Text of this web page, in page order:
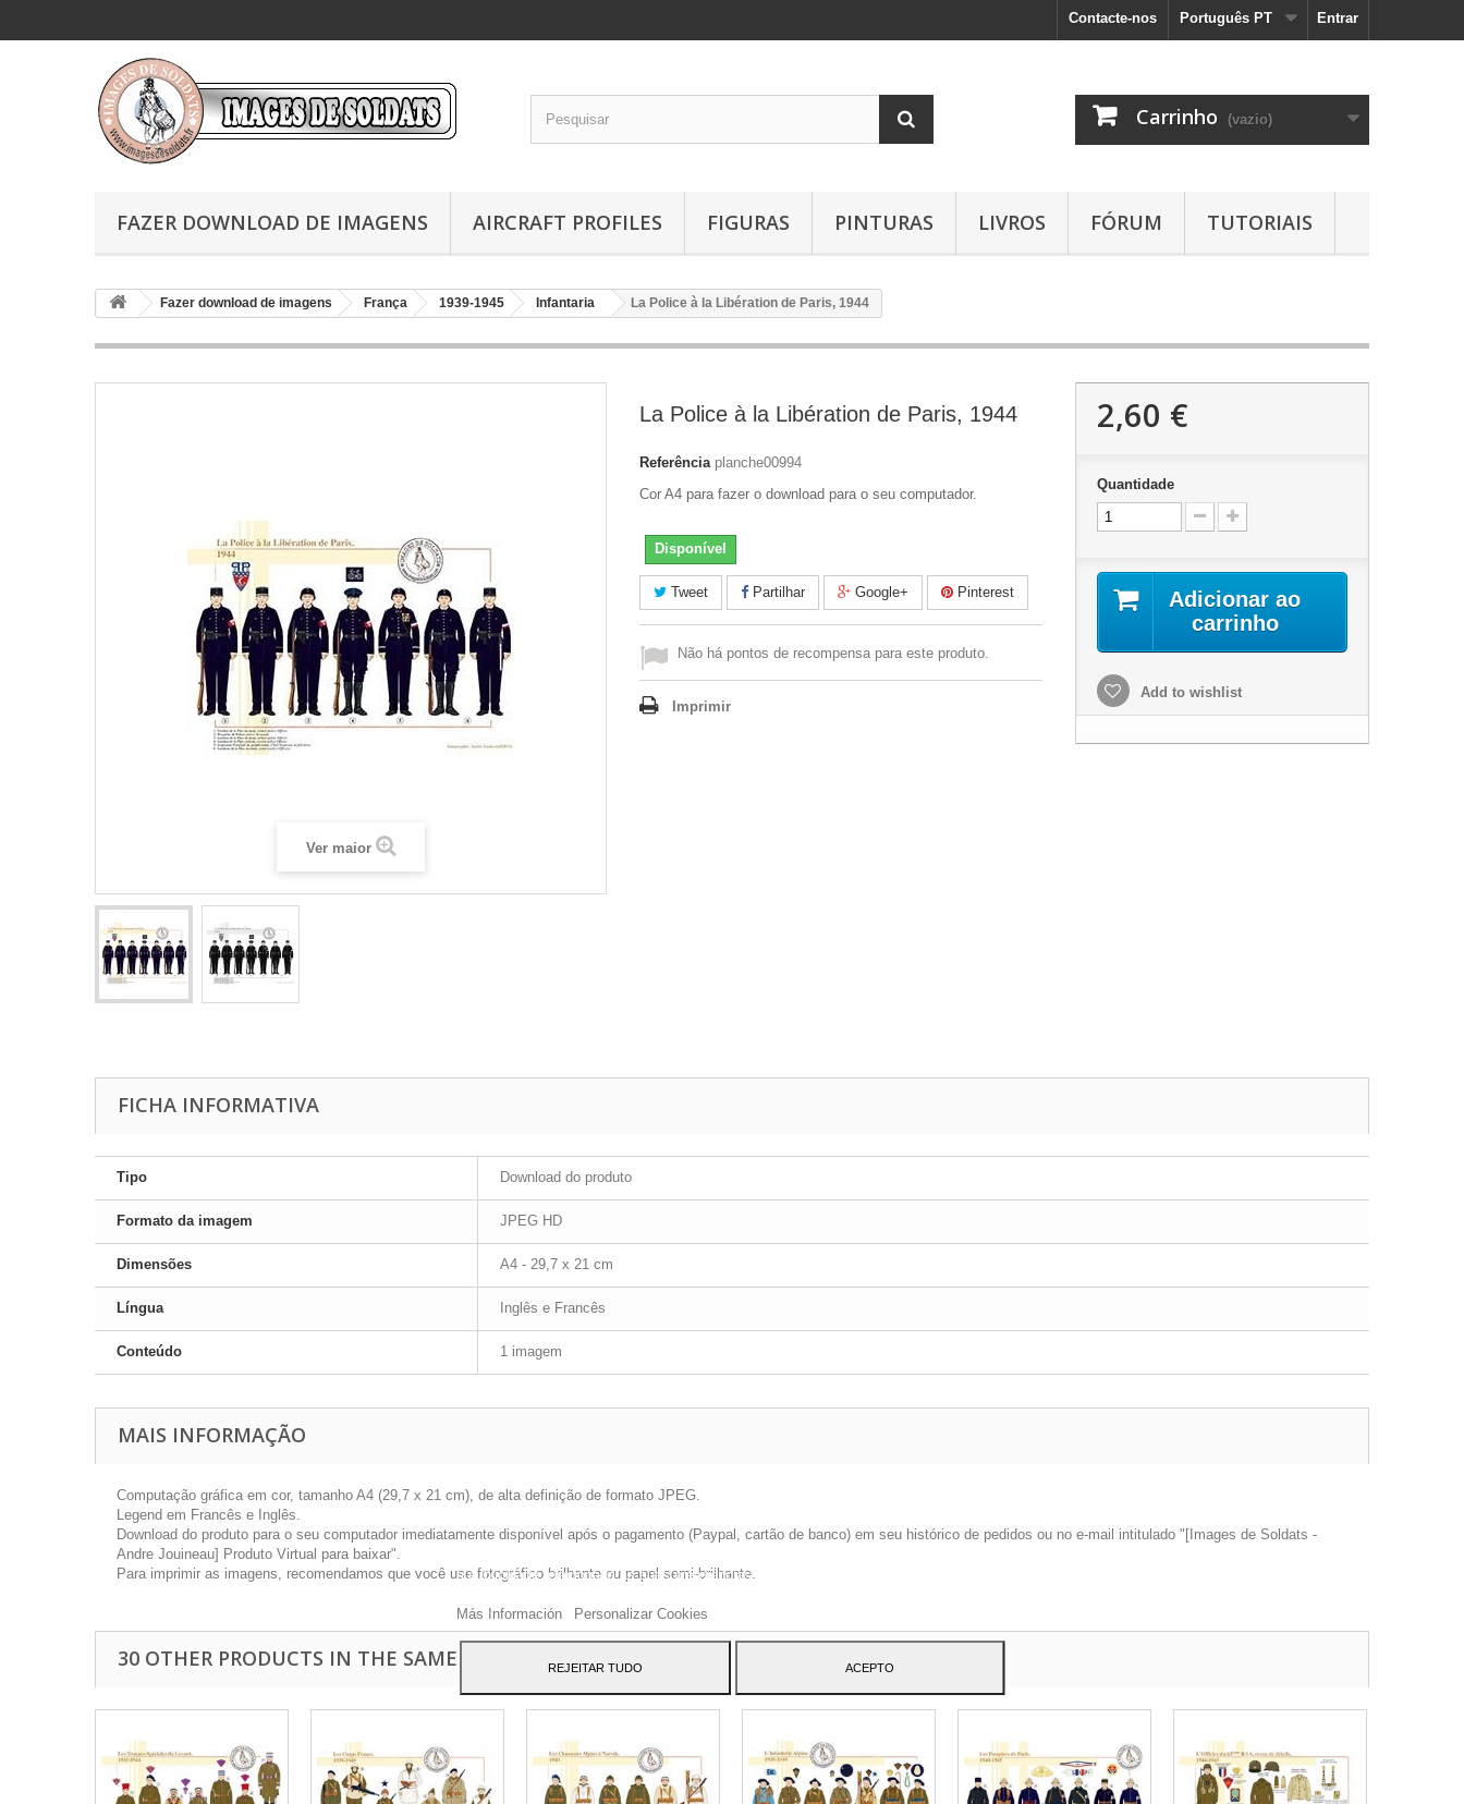
Entrar
Português PT
Contacte-nos
Carrinho (vazio)
FAZER DOWNLOAD DE IMAGENS AIRCRAFT PROFILES FIGURAS PINTURAS LIVROS FÓRUM TUTORIAIS
Fazer download de imagens França 1939-1945 Infantaria La Police à la Libération de Paris, 1944
Ver maior
La Police à la Libération de Paris, 1944
Referência planche00994
Cor A4 para fazer o download para o seu computador.
Disponível
Tweet Partilhar Google+ Pinterest
Não há pontos de recompensa para este produto.
Imprimir
2,60 €
Quantidade
Adicionar ao
carrinho
Add to wishlist
FICHA INFORMATIVA
Tipo Download do produto
Formato da imagem JPEG HD
Dimensões A4 - 29,7 x 21 cm
Língua Inglês e Francês
Conteúdo 1 imagem
MAIS INFORMAÇÃO
Computação gráfica em cor, tamanho A4 (29,7 x 21 cm), de alta definição de formato JPEG.
Legend em Francês e Inglês.
Download do produto para o seu computador imediatamente disponível após o pagamento (Paypal, cartão de banco) em seu histórico de pedidos ou no e-mail intitulado "[Images de Soldats -
Andre Jouineau] Produto Virtual para baixar".
Para imprimir as imagens, recomendamos que você use fotográfico brilhante ou papel semi-brilhante.
30 OTHER PRODUCTS IN THE SAME CATEGORY:
a publicidade relacionada às suas preferências, analisando seus hábitos navegação.
Más Información
Personalizar Cookies
REJEITAR TUDO ACEPTO